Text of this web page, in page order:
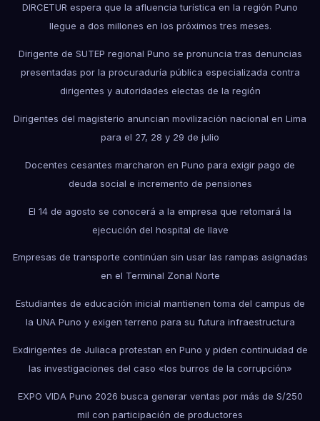
DIRCETUR espera que la afluencia turística en la región Puno
llegue a dos millones en los próximos tres meses.
Dirigente de SUTEP regional Puno se pronuncia tras denuncias
presentadas por la procuraduría pública especializada contra
dirigentes y autoridades electas de la región
Dirigentes del magisterio anuncian movilización nacional en Lima
para el 27, 28 y 29 de julio
Docentes cesantes marcharon en Puno para exigir pago de
deuda social e incremento de pensiones
El 14 de agosto se conocerá a la empresa que retomará la
ejecución del hospital de Ilave
Empresas de transporte continúan sin usar las rampas asignadas
en el Terminal Zonal Norte
Estudiantes de educación inicial mantienen toma del campus de
la UNA Puno y exigen terreno para su futura infraestructura
Exdirigentes de Juliaca protestan en Puno y piden continuidad de
las investigaciones del caso «los burros de la corrupción»
EXPO VIDA Puno 2026 busca generar ventas por más de S/250
mil con participación de productores